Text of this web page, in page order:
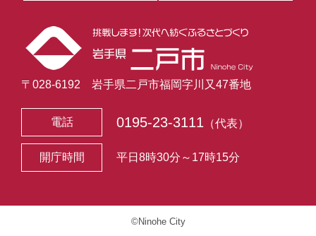
〒028-6192 岩手県二戸市福岡字川又47番地
電話 0195-23-3111 （代表）
開庁時間 平日8時30分～17時15分
©Ninohe City